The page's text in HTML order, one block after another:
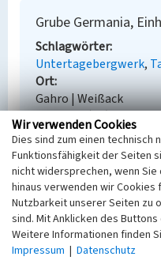
Grube Germania,
Schlagwörter
Untertagebergwerk
Ort
Gahro | Weißack
Fachsicht(en)
Denkmalpflege
Erfassungsmaßstab
Keine Angabe
Erfassungsmethode
Übernahme aus
Wir verwenden Cookies
Dies sind zum einen technisch
Funktionsfähigkeit der Seiten
nicht widersprechen, wenn
hinaus verwenden wir Cookies
Nutzbarkeit unserer Seiten zu
sind. Mit Anklicken des
Weitere Informationen finden
Impressum | Datenschutz